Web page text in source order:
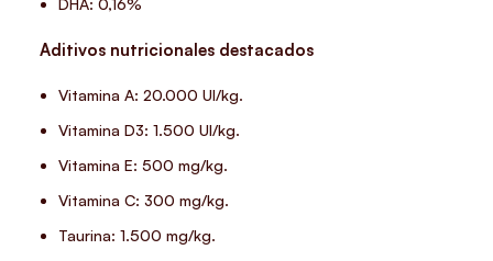
DHA: 0,16%
Aditivos nutricionales destacados
Vitamina A: 20.000 UI/kg.
Vitamina D3: 1.500 UI/kg.
Vitamina E: 500 mg/kg.
Vitamina C: 300 mg/kg.
Taurina: 1.500 mg/kg.